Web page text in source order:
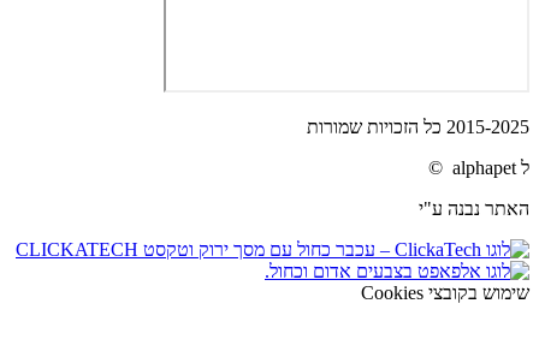
2015-2025 כל הזכויות שמורות
ל alphapet ©
האתר נבנה ע"י
שימוש בקובצי Cookies